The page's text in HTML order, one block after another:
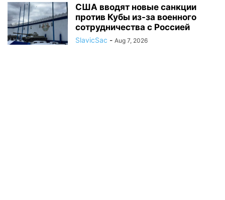
США вводят новые санкции
против Кубы из-за военного
сотрудничества с Россией
SlavicSac - Aug 7, 2026